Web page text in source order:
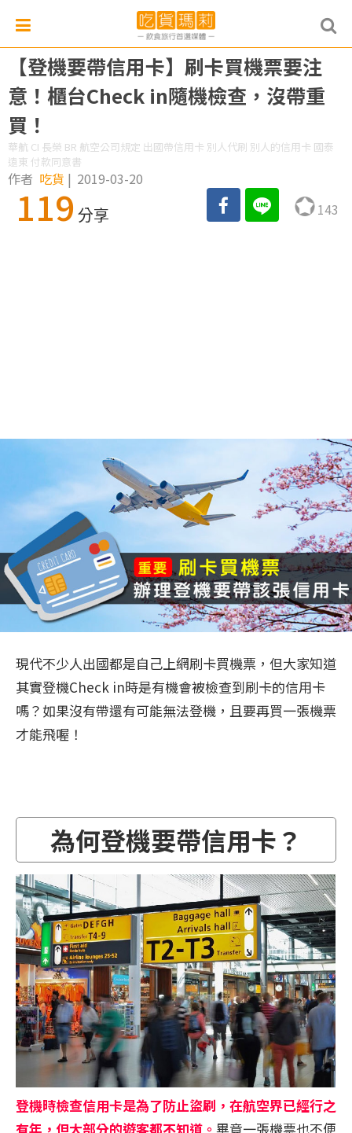
【登機要帶信用卡】刷卡買機票要注
意！櫃台Check in隨機檢查，沒帶重
買！
華航 CI 長榮 BR 航空公司規定 出國帶信用卡 別人代刷 別人的信用卡 國泰
遠東 付款同意書
作者 吃貨 | 2019-03-20
119 分享 143
現代不少人出國都是自己上網刷卡買機票，但大家知道
其實登機Check in時是有機會被檢查到刷卡的信用卡
嗎？如果沒有帶還有可能無法登機，且要再買一張機票
才能飛喔！
為何登機要帶信用卡？
登機時檢查信用卡是為了防止盜刷，在航空界已經行之
有年，但大部分的遊客都不知道。 畢竟一張機票也不便